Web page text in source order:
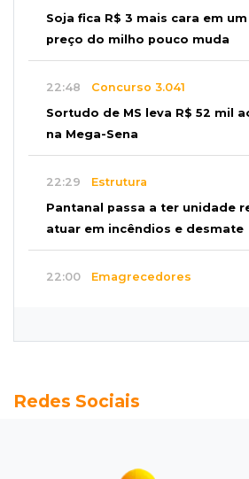
Soja fica R$ 3 mais cara em
preço do milho pouco muda
22:48 Concurso 3.041
Sortudo de MS leva R$ 52 mil
na Mega-Sena
22:29 Estrutura
Pantanal passa a ter unidade
atuar em incêndios e desmate
22:00 Emagrecedores
Granizo danifica telhados e
Agregado
Redes Sociais